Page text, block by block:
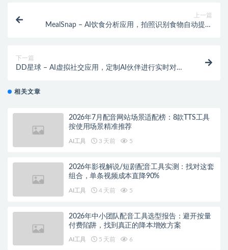
上一篇
MealSnap – AI饮食分析应用，拍照识别食物自动提供
下一篇
DD星球 – AI虚拟社交应用，定制AI伙伴进行实时对话
相关文章
2026年7月配音网站场景适配榜：8款TTS工具
按使用场景精准推荐
AI工具 3 天前 5
2026年影视解说/短剧配音工具实测：找对这套
组合，单条视频成本直降90%
AI工具 4 天前 5
2026年中小团队配音工具选型报告：避开按量
付费陷阱，找到真正的降本增效方案
AI工具 5 天前 6